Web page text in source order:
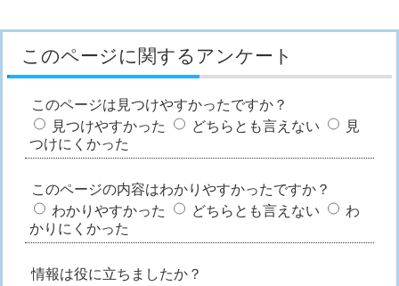
このページに関するアンケート
このページは見つけやすかったですか？
見つけやすかった
どちらとも言えない
見
つけにくかった
このページの内容はわかりやすかったですか？
わかりやすかった
どちらとも言えない
わ
かりにくかった
情報は役に立ちましたか？